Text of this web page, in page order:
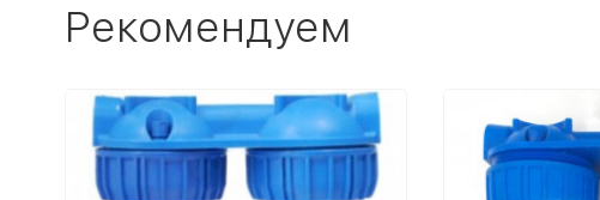
Рекомендуем